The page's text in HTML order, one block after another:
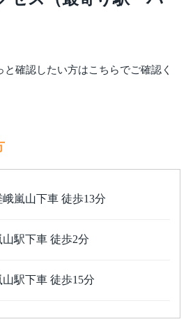
確認したい方はこちらでご確認く
峨嵐山下車 徒歩13分
山駅下車 徒歩2分
山駅下車 徒歩15分